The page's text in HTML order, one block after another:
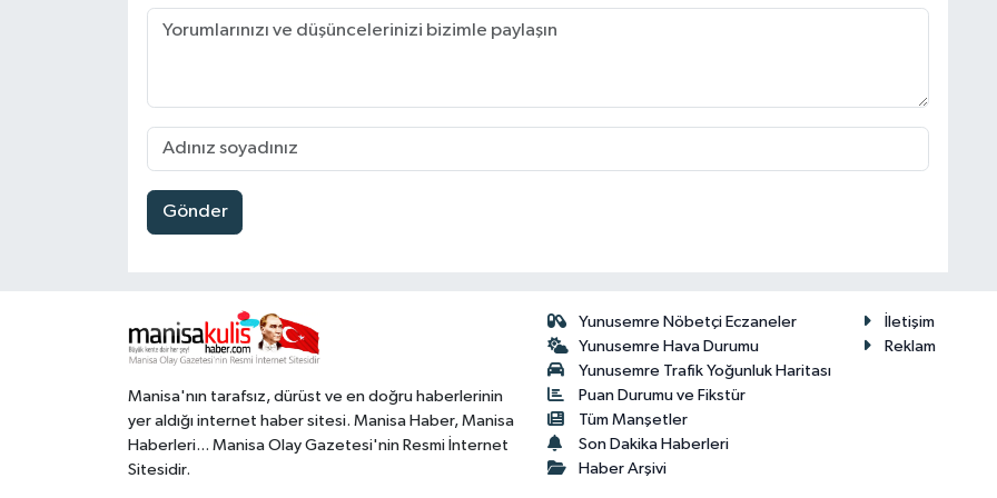
Gönder
Manisa'nın tarafsız, dürüst ve en doğru haberlerinin
yer aldığı internet haber sitesi. Manisa Haber, Manisa
Haberleri... Manisa Olay Gazetesi'nin Resmi İnternet
Sitesidir.
Yunusemre Nöbetçi Eczaneler
Yunusemre Hava Durumu
Yunusemre Trafik Yoğunluk Haritası
Puan Durumu ve Fikstür
Tüm Manşetler
Son Dakika Haberleri
Haber Arşivi
İletişim
Reklam